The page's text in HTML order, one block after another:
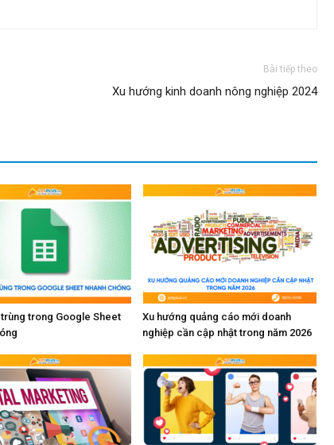
Bài tiếp theo
Xu hướng kinh doanh nông nghiệp 2024
trong Google Sheet
Xu hướng quảng cáo mới doanh
nghiệp cần cập nhật trong năm 2026